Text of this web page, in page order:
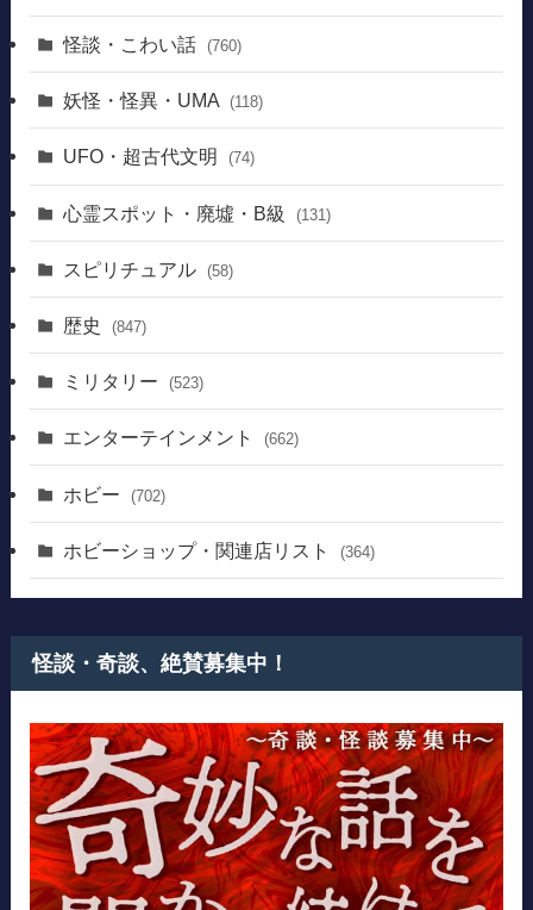
怪談・こわい話 (760)
妖怪・怪異・UMA (118)
UFO・超古代文明 (74)
心霊スポット・廃墟・B級 (131)
スピリチュアル (58)
歴史 (847)
ミリタリー (523)
エンターテインメント (662)
ホビー (702)
ホビーショップ・関連店リスト (364)
怪談・奇談、絶賛募集中！